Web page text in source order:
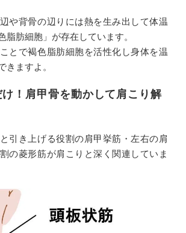
や背骨の辺りには熱を生み出して体温
脂肪細胞」が存在しています。
とで褐色脂肪細胞を活性化し身体を温
きますよ。
！肩甲骨を動かして肩こり解
引き上げる役割の肩甲挙筋・左右の肩
の菱形筋が肩こりと深く関連していま